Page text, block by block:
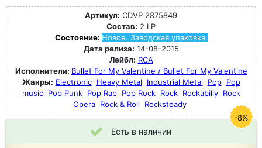
Артикул: CDVP 2875849
Состав: 2 LP
Состояние: Новое. Заводская упаковка.
Дата релиза: 14-08-2015
Лейбл: RCA
Исполнители: Bullet For My Valentine / Bullet For My Valentine
Жанры: Electronic Heavy Metal Industrial Metal Pop Pop
music Pop Punk Pop Rap Pop Rock Rock Rockabilly Rock
Opera Rock & Roll Rocksteady
Есть в наличии
-8%